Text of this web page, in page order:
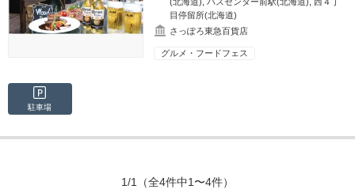
(北海道),バスセンター前駅(北海道),西４丁
目停留所(北海道)
さっぽろ東急百貨店
グルメ・フードフェス
駐車場
1/1 （全4件中1〜4件）